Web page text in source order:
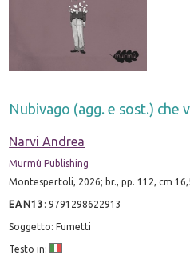
Nubivago (agg. e sost.) che
Narvi Andrea
Murmù Publishing
Montespertoli, 2026; br., pp. 112, cm
EAN13 :9791298622913
Soggetto: Fumetti
Testo in: